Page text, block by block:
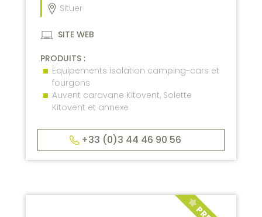
Situer
SITE WEB
PRODUITS :
Equipements isolation camping-cars et
fourgons
Auvent caravane Kitovent, Solette
Kitovent et annexe
+33 (0)3 44 46 90 56